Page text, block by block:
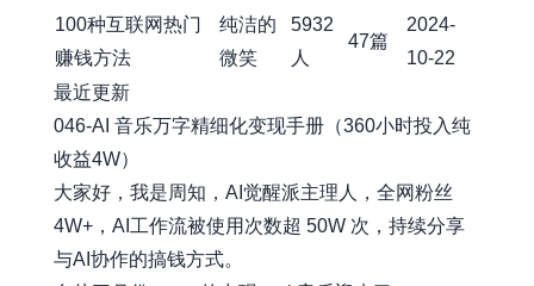
100种互联网热门
赚钱方法
纯洁的
微笑
5932
人
47篇
2024-
10-22
最近更新
046-AI 音乐万字精细化变现手册（360小时投入纯
收益4W）
大家好，我是周知，AI觉醒派主理人，全网粉丝
4W+，AI工作流被使用次数超 50W 次，持续分享
与AI协作的搞钱方式。